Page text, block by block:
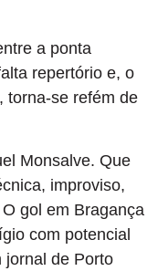
a ponta
repertório e, o
torna-se refém de
Monsalve. Que
improviso,
gol em Bragança
com potencial
jornal de Porto